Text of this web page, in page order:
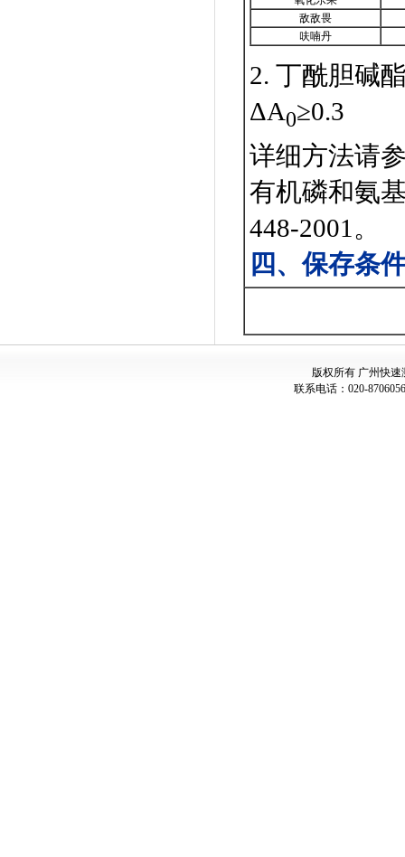
敌敌畏
呋喃丹
2. 丁酰胆碱
ΔΑ0≥0.3
详细方法请
有机磷和氨
448-2001。
四、保存条
版权所有 广州快速
联系电话： 020-